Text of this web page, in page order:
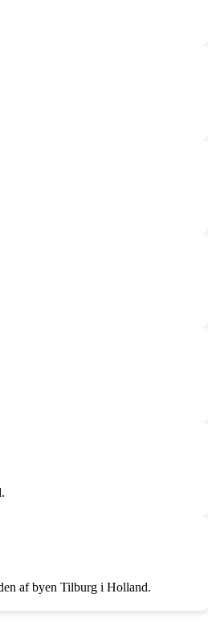
af byen Tilburg i Holland.